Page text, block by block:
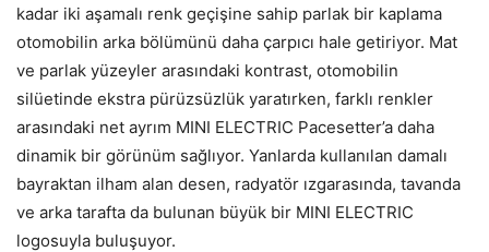
kadar iki aşamalı renk geçişine sahip parlak bir kaplama
otomobilin arka bölümünü daha çarpıcı hale getiriyor. Mat
ve parlak yüzeyler arasındaki kontrast, otomobilin
silüetinde ekstra pürüzsüzlük yaratırken, farklı renkler
arasındaki net ayrım MINI ELECTRIC Pacesetter’a daha
dinamik bir görünüm sağlıyor. Yanlarda kullanılan damalı
bayraktan ilham alan desen, radyatör ızgarasında, tavanda
ve arka tarafta da bulunan büyük bir MINI ELECTRIC
logosuyla buluşuyor.